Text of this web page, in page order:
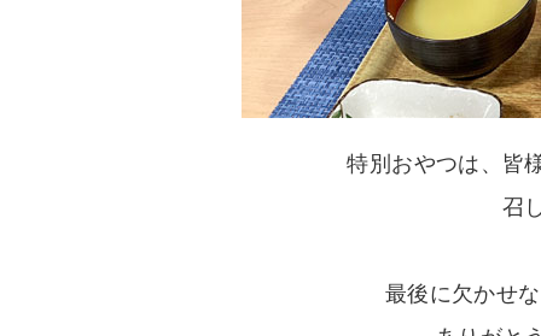
特別おやつは、皆
召
最後に欠かせ